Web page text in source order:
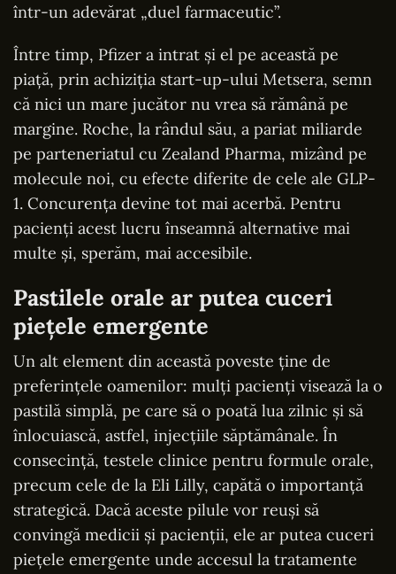
într-un adevărat „duel farmaceutic”.
Între timp, Pfizer a intrat și el pe această pe
piață, prin achiziția start-up-ului Metsera, semn
că nici un mare jucător nu vrea să rămână pe
margine. Roche, la rândul său, a pariat miliarde
pe parteneriatul cu Zealand Pharma, mizând pe
molecule noi, cu efecte diferite de cele ale GLP-
1. Concurența devine tot mai acerbă. Pentru
pacienți acest lucru înseamnă alternative mai
multe și, sperăm, mai accesibile.
Pastilele orale ar putea cuceri
piețele emergente
Un alt element din această poveste ține de
preferințele oamenilor: mulți pacienți visează la o
pastilă simplă, pe care să o poată lua zilnic și să
înlocuiască, astfel, injecțiile săptămânale. În
consecință, testele clinice pentru formule orale,
precum cele de la Eli Lilly, capătă o importanță
strategică. Dacă aceste pilule vor reuși să
convingă medicii și pacienții, ele ar putea cuceri
piețele emergente unde accesul la tratamente